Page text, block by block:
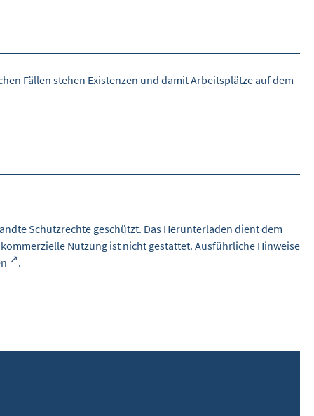
Fällen stehen Existenzen und damit Arbeitsplätze auf dem
Schutzrechte geschützt. Das Herunterladen dient dem
Nutzung ist nicht gestattet. Ausführliche Hinweise
.